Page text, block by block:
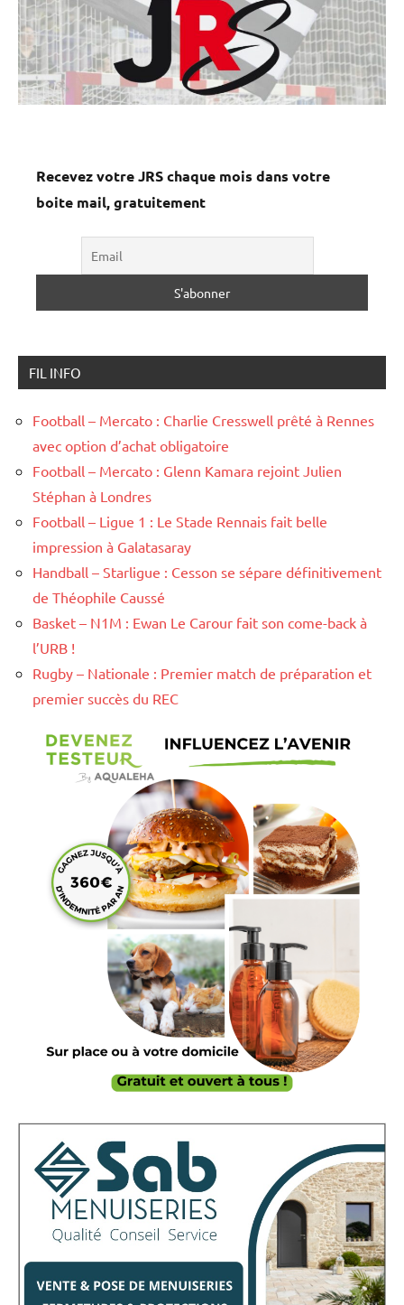
Recevez votre JRS chaque mois dans votre
boite mail, gratuitement
FIL INFO
Football – Mercato : Charlie Cresswell prêté à Rennes
avec option d’achat obligatoire
Football – Mercato : Glenn Kamara rejoint Julien
Stéphan à Londres
Football – Ligue 1 : Le Stade Rennais fait belle
impression à Galatasaray
Handball – Starligue : Cesson se sépare définitivement
de Théophile Caussé
Basket – N1M : Ewan Le Carour fait son come-back à
l’URB !
Rugby – Nationale : Premier match de préparation et
premier succès du REC